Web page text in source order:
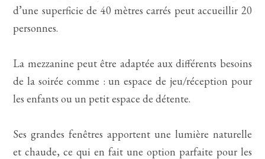
d’une superficie de 40 mètres carrés peut accueillir 20
personnes.
La mezzanine peut être adaptée aux différents besoins
de la soirée comme : un espace de jeu/réception pour
les enfants ou un petit espace de détente.
Ses grandes fenêtres apportent une lumière naturelle
et chaude, ce qui en fait une option parfaite pour les